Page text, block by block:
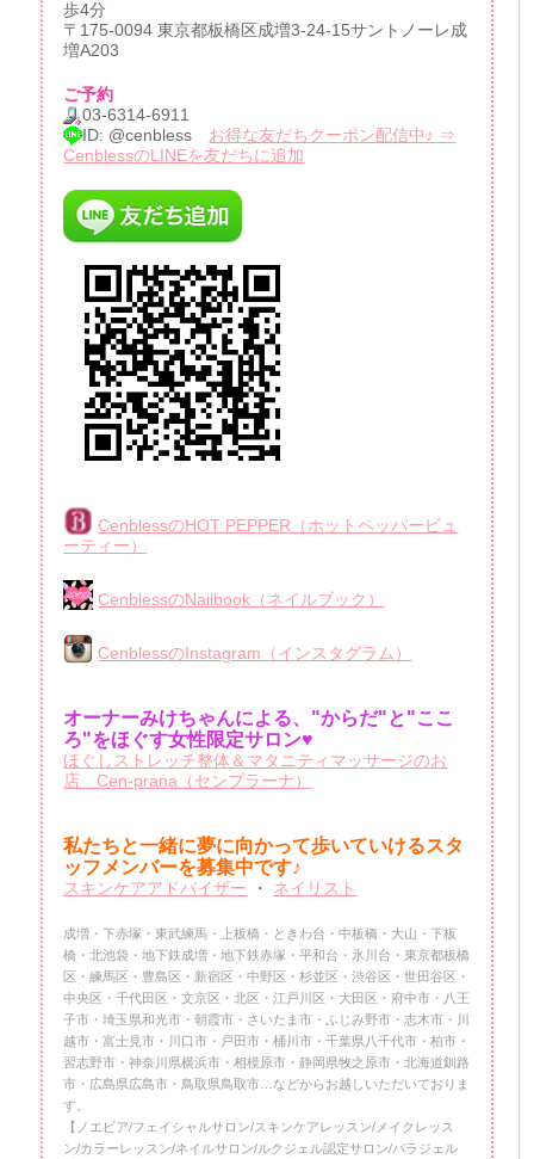
歩4分
〒175-0094 東京都板橋区成増3-24-15サントノーレ成
増A203
ご予約
03-6314-6911
ID: @cenbless お得な友だちクーポン配信中♪ ⇒
CenblessのLINEを友だちに追加
CenblessのHOT PEPPER（ホットペッパービュ
ーティー）
CenblessのNailbook（ネイルブック）
CenblessのInstagram（インスタグラム）
オーナーみけちゃんによる、"からだ"と"ここ
ろ"をほぐす女性限定サロン♥
ほぐしストレッチ整体＆マタニティマッサージのお
店 Cen-prana（センプラーナ）
私たちと一緒に夢に向かって歩いていけるスタ
ッフメンバーを募集中です♪
スキンケアアドバイザー ・ ネイリスト
成増・下赤塚・東武練馬・上板橋・ときわ台・中板橋・大山・下板
橋・北池袋・地下鉄成増・地下鉄赤塚・平和台・氷川台・東京都板橋
区・練馬区・豊島区・新宿区・中野区・杉並区・渋谷区・世田谷区・
中央区・千代田区・文京区・北区・江戸川区・大田区・府中市・八王
子市・埼玉県和光市・朝霞市・さいたま市・ふじみ野市・志木市・川
越市・富士見市・川口市・戸田市・桶川市・千葉県八千代市・柏市・
習志野市・神奈川県横浜市・相模原市・静岡県牧之原市・北海道釧路
市・広島県広島市・鳥取県鳥取市…などからお越しいただいておりま
す。
【ノエビア/フェイシャルサロン/スキンケアレッスン/メイクレッス
ン/カラーレッスン/ネイルサロン/ルクジェル認定サロン/パラジェル